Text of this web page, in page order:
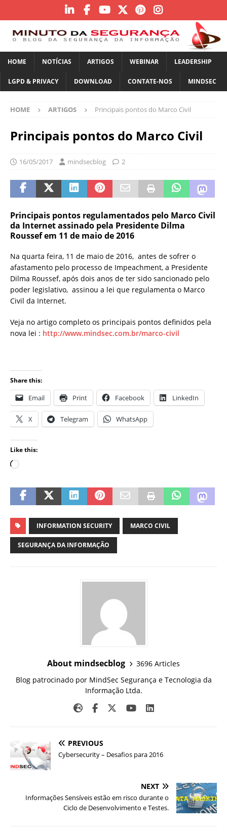
HOME NOTÍCIAS ARTIGOS WEBINAR LEADERSHIP
LGPD & PRIVACY DOWNLOAD CONTATE-NOS MINDSEC
HOME ARTIGOS Principais pontos do Marco Civil
Principais pontos do Marco Civil
16/05/2017 mindsecblog 2
Principais pontos regulamentados pelo Marco Civil
da Internet assinado pela Presidente Dilma
Roussef em 11 de maio de 2016
Na quarta feira, 11 de maio de 2016, antes de sofrer o
afastamento pelo processo de Impeachment, a Presidente
Dilma Roussef, após dois anos de ter sido sancionado pelo
poder legislativo, assinou a lei que regulamenta o Marco
Civil da Internet.
Veja no artigo completo os principais pontos definidos pela
nova lei : http://www.mindsec.com.br/marco-civil
Share this:
Email Print Facebook LinkedIn
X Telegram WhatsApp
Like this:
INFORMATION SECURITY MARCO CIVIL
SEGURANÇA DA INFORMAÇÃO
About mindsecblog
3696 Articles
Blog patrocinado por MindSec Segurança e Tecnologia da
Informação Ltda.
PREVIOUS
Cybersecurity – Desafios para 2016
NEXT
Informações Sensíveis estão em risco durante o
Ciclo de Desenvolvimento e Testes.